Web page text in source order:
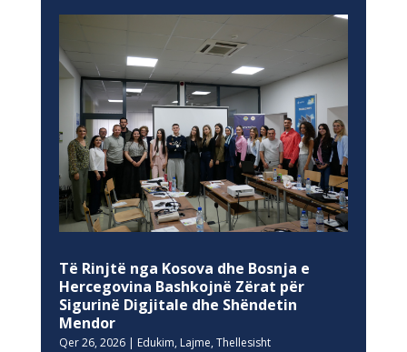
Të Rinjtë nga Kosova dhe Bosnja e
Hercegovina Bashkojnë Zërat për
Sigurinë Digjitale dhe Shëndetin
Mendor
Qer 26, 2026| Edukim, Lajme, Thellesisht